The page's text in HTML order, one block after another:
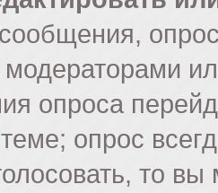
модераторами
опроса
опрос
то